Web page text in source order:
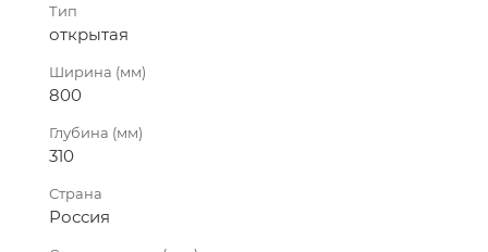
Тип
открытая
Ширина (мм)
800
Глубина (мм)
310
Страна
Россия